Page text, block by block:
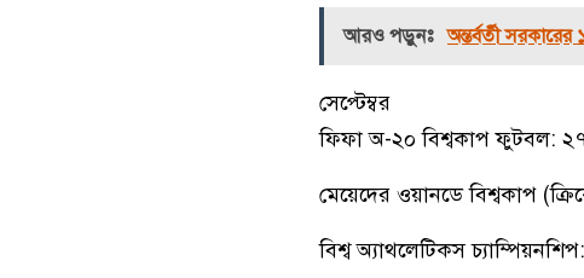
আরও পড়ুনঃ অন্তর্বর্তী সরকারের
সেপ্টেম্বর
ফিফা অ-২০ বিশ্বকাপ ফুটবল: ২৭
মেয়েদের ওয়ানডে বিশ্বকাপ
বিশ্ব অ্যাথলেটিকস